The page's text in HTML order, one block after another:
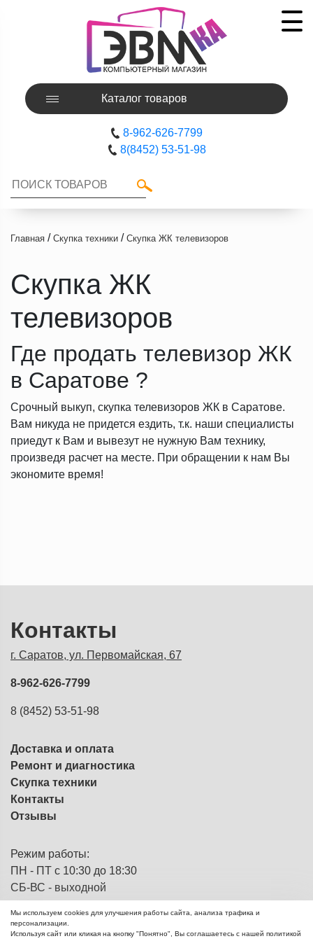
Каталог товаров
8-962-626-7799
8(8452) 53-51-98
Главная / Скупка техники / Скупка ЖК телевизоров
Скупка ЖК
телевизоров
Где продать телевизор ЖК
в Саратове ?
Срочный выкуп, скупка телевизоров ЖК в Саратове.
Вам никуда не придется ездить, т.к. наши специалисты
приедут к Вам и вывезут не нужную Вам технику,
произведя расчет на месте. При обращении к нам Вы
экономите время!
Контакты
г. Саратов, ул. Первомайская, 67
8-962-626-7799
8 (8452) 53-51-98
Доставка и оплата
Ремонт и диагностика
Скупка техники
Контакты
Отзывы
Режим работы:
ПН - ПТ с 10:30 до 18:30
СБ-ВС - выходной
© 2013 - 2026ЭВМка - компьютерный
Мы используем cookies для улучшения работы сайта, анализа трафика и
персонализации.
Используя сайт или кликая на кнопку "Понятно", Вы соглашаетесь с нашей политикой